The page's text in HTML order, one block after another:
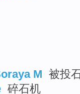
M 被投
碎石机